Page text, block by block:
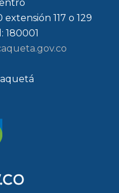
117 o 129
180001